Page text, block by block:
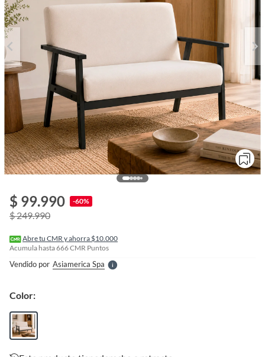
$ 99.990 -60%
$ 249.990
Abre tu CMR y ahorra $10.000
Acumula hasta666CMR Puntos
Vendido por Asiamerica SpaS
l
l
Color: